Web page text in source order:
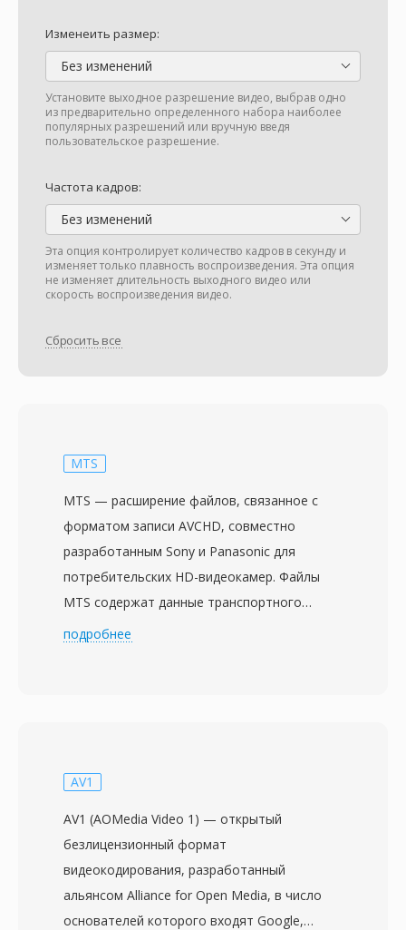
Изменеить размер:
Без изменений
Установите выходное разрешение видео, выбрав одно
из предварительно определенного набора наиболее
популярных разрешений или вручную введя
пользовательское разрешение.
Частота кадров:
Без изменений
Эта опция контролирует количество кадров в секунду и
изменяет только плавность воспроизведения. Эта опция
не изменяет длительность выходного видео или
скорость воспроизведения видео.
Сбросить все
MTS
MTS — расширение файлов, связанное с
форматом записи AVCHD, совместно
разработанным Sony и Panasonic для
потребительских HD-видеокамер. Файлы
MTS содержат данные транспортного
потока MPEG-2 с видео H.264/AVC при
обозначающих тот же формат
Blu-ray. Бытовые и полупрофессиональные
видеокамеры от Sony, Panasonic, Canon и
других производителей записывают файлы
MTS в структурированную иерархию
подробнее
AV1
AV1 (AOMedia Video 1) — открытый
безлицензионный формат
видеокодирования, разработанный
альянсом Alliance for Open Media, в число
основателей которого входят Google,